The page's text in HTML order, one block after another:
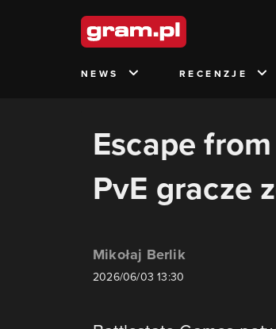
NEWS RECENZJE
Escape
PvE gracze
Mikołaj Berlik
2026/06/03 13:30